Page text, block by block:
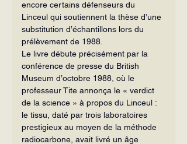
encore certains défen­seurs du
Linceul qui soutiennent la thèse d’une
substitution d’échantillons lors du
prélèvement de 1988.
Le livre débute précisément par la
conférence de presse du British
Museum d’octobre 1988, où le
professeur Tite an­nonça le « verdict
de la science » à propos du Linceul :
le tissu, daté par trois labora­toires
prestigieux au moyen de la mé­thode
radiocarbone, avait livré un âge